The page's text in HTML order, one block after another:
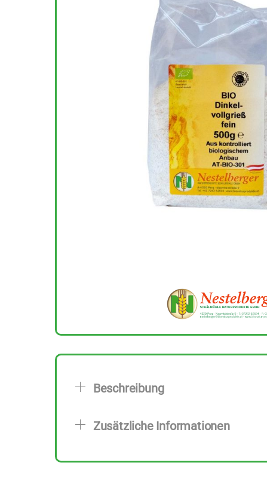
Beschreibung
Zusätzliche Informationen